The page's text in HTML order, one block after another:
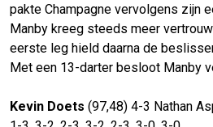
pakte Champagne vervolgens zijn
Manby kreeg steeds meer
eerste leg hield daarna de
Met een 13-darter besloot Manby
Kevin Doets (97,48) 4-3 Nathan